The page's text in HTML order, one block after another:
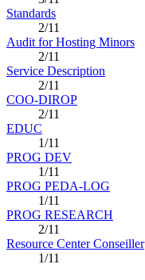
Standards
2/11
Audit for Hosting Minors
2/11
Service Description
2/11
COO-DIROP
2/11
EDUC
1/11
PROG DEV
1/11
PROG PEDA-LOG
1/11
PROG RESEARCH
2/11
Resource Center Conseiller
1/11